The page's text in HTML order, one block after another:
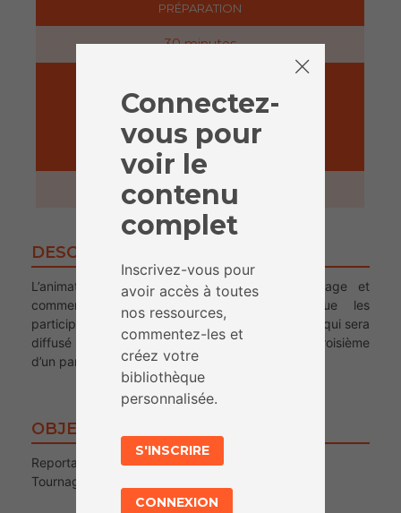
PRÉPARATION
30 minutes
ACTIVITÉ
2 heures
DESCRIPTION
L’animateur.rice explique ce qu’est un reportage et
comment réaliser un reportage avant que les
participant.e.s enregistrent leur propre reportage qui sera
diffusé lors de l’émission. Cette activité est la troisième
d’un parcours pédagogique.
OBJECTIFS
Reportage
Tournage
Connectez-
vous pour
voir le
contenu
complet
Inscrivez-vous pour
avoir accès à toutes
nos ressources,
commentez-les et
créez votre
bibliothèque
personnalisée.
S'INSCRIRE
CONNEXION